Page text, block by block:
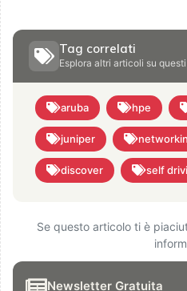
Tag correlati
Esplora altri articoli su
aruba hpe
juniper
discover self
Se questo articolo ti è
Newsletter Gratuita